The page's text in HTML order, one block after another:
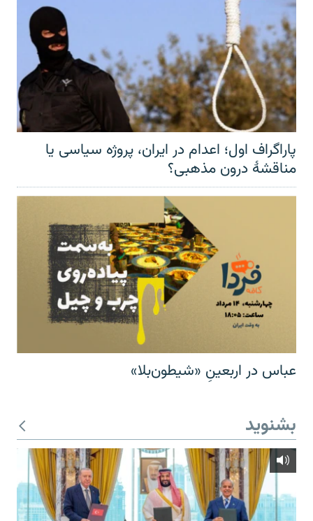
پاراگراف اول؛ اعدام در ایران، پروژه سیاسی یا
مناقشهٔ درون مذهبی؟
عباس در اربعینِ «شیطون‌بلا»
بشنوید